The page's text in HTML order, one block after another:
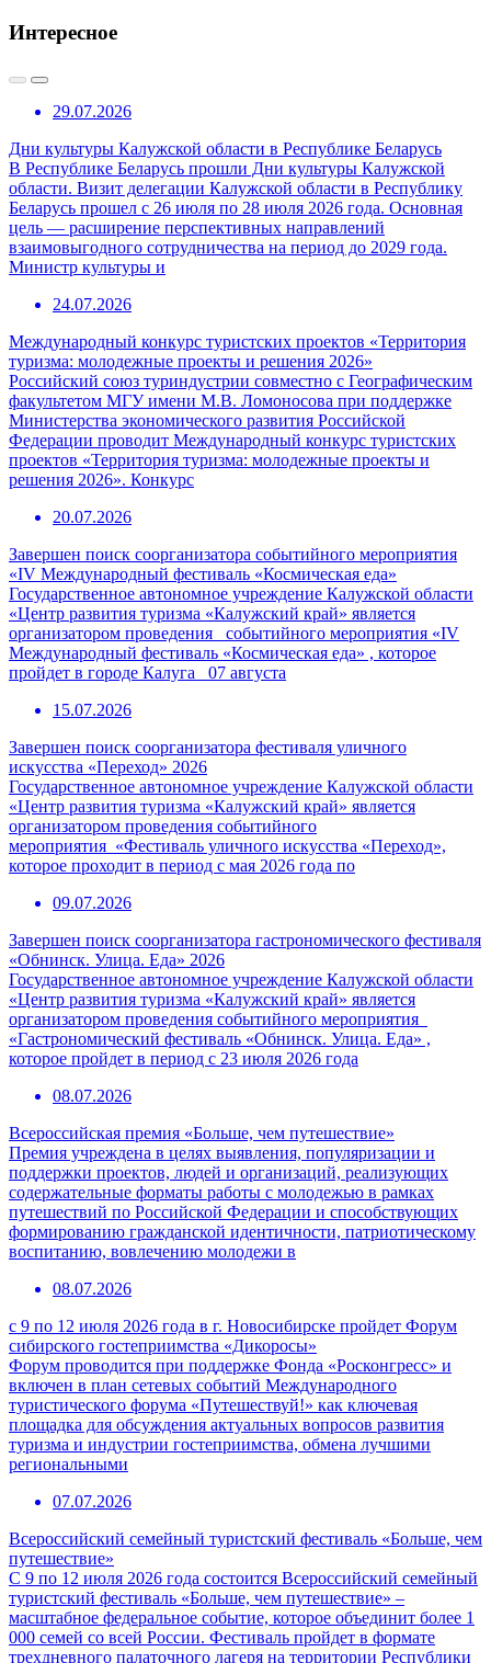
Интересное
29.07.2026
Дни культуры Калужской области в Республике Беларусь
В Республике Беларусь прошли Дни культуры Калужской
области. Визит делегации Калужской области в Республику
Беларусь прошел с 26 июля по 28 июля 2026 года. Основная
цель — расширение перспективных направлений
взаимовыгодного сотрудничества на период до 2029 года.
Министр культуры и
24.07.2026
Международный конкурс туристских проектов «Территория
туризма: молодежные проекты и решения 2026»
Российский союз туриндустрии совместно с Географическим
факультетом МГУ имени М.В. Ломоносова при поддержке
Министерства экономического развития Российской
Федерации проводит Международный конкурс туристских
проектов «Территория туризма: молодежные проекты и
решения 2026». Конкурс
20.07.2026
Завершен поиск соорганизатора событийного мероприятия
«IV Международный фестиваль «Космическая еда»
Государственное автономное учреждение Калужской области
«Центр развития туризма «Калужский край» является
организатором проведения событийного мероприятия «IV
Международный фестиваль «Космическая еда» , которое
пройдет в городе Калуга 07 августа
15.07.2026
Завершен поиск соорганизатора фестиваля уличного
искусства «Переход» 2026
Государственное автономное учреждение Калужской области
«Центр развития туризма «Калужский край» является
организатором проведения событийного
мероприятия «Фестиваль уличного искусства «Переход»,
которое проходит в период с мая 2026 года по
09.07.2026
Завершен поиск соорганизатора гастрономического фестиваля
«Обнинск. Улица. Еда» 2026
Государственное автономное учреждение Калужской области
«Центр развития туризма «Калужский край» является
организатором проведения событийного мероприятия
«Гастрономический фестиваль «Обнинск. Улица. Еда» ,
которое пройдет в период с 23 июля 2026 года
08.07.2026
Всероссийская премия «Больше, чем путешествие»
Премия учреждена в целях выявления, популяризации и
поддержки проектов, людей и организаций, реализующих
содержательные форматы работы с молодежью в рамках
путешествий по Российской Федерации и способствующих
формированию гражданской идентичности, патриотическому
воспитанию, вовлечению молодежи в
08.07.2026
с 9 по 12 июля 2026 года в г. Новосибирске пройдет Форум
сибирского гостеприимства «Дикоросы»
Форум проводится при поддержке Фонда «Росконгресс» и
включен в план сетевых событий Международного
туристического форума «Путешествуй!» как ключевая
площадка для обсуждения актуальных вопросов развития
туризма и индустрии гостеприимства, обмена лучшими
региональными
07.07.2026
Всероссийский семейный туристский фестиваль «Больше, чем
путешествие»
С 9 по 12 июля 2026 года состоится Всероссийский семейный
туристский фестиваль «Больше, чем путешествие» –
масштабное федеральное событие, которое объединит более 1
000 семей со всей России. Фестиваль пройдет в формате
трехдневного палаточного лагеря на территории Республики